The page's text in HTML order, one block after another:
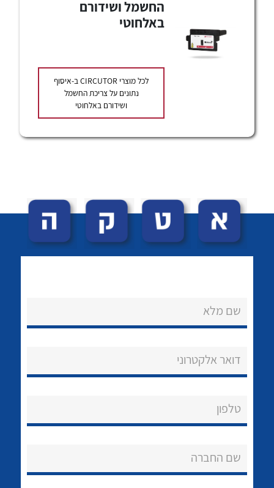
שאלות ותשובות
אודות
About Ateka Ltd.
צור קשר
לכל מוצרי היצרן
לכל מוצרי היצרן לכל מוצרי היצרן
החשמל ושידורם
באלחוטי
לכל מוצרי CIRCUTORב-איסוף
נתונים על צריכת החשמל
ושידורם באלחוטי
שם מלא
דואר אלקטרוני
טלפון
שם החברה